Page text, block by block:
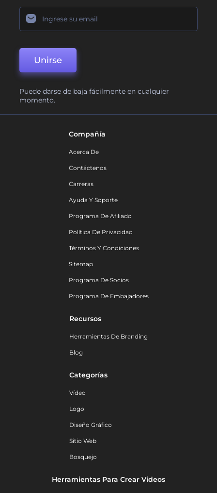
Unirse
Puede darse de baja fácilmente en cualquier
momento.
Compañía
Acerca De
Contáctenos
Carreras
Ayuda Y Soporte
Programa De Afiliado
Política De Privacidad
Términos Y Condiciones
Sitemap
Programa De Socios
Programa De Embajadores
Recursos
Herramientas De Branding
Blog
Categorías
Vídeo
Logo
Diseño Gráfico
Sitio Web
Bosquejo
Herramientas Para Crear Videos